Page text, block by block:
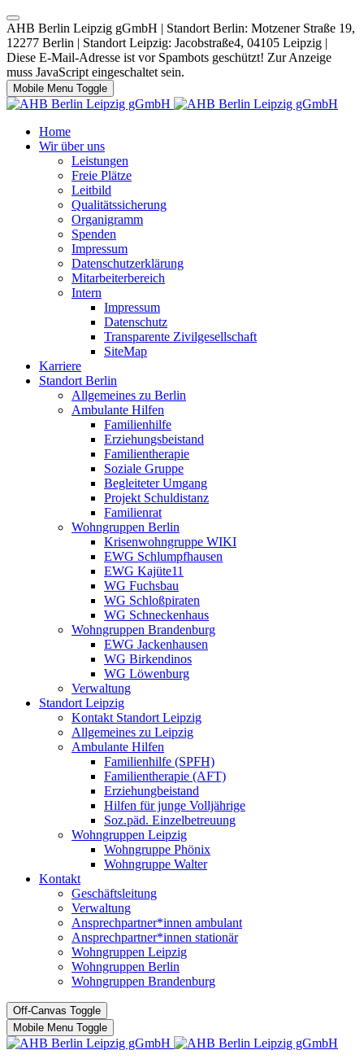
AHB Berlin Leipzig gGmbH | Standort Berlin: Motzener Straße 19,
12277 Berlin | Standort Leipzig: Jacobstraße4, 04105 Leipzig |
Diese E-Mail-Adresse ist vor Spambots geschützt! Zur Anzeige
muss JavaScript eingeschaltet sein.
Mobile Menu Toggle
Home
Wir über uns
Leistungen
Freie Plätze
Leitbild
Qualitätssicherung
Organigramm
Spenden
Impressum
Datenschutzerklärung
Mitarbeiterbereich
Intern
Impressum
Datenschutz
Transparente Zivilgesellschaft
SiteMap
Karriere
Standort Berlin
Allgemeines zu Berlin
Ambulante Hilfen
Familienhilfe
Erziehungsbeistand
Familientherapie
Soziale Gruppe
Begleiteter Umgang
Projekt Schuldistanz
Familienrat
Wohngruppen Berlin
Krisenwohngruppe WIKI
EWG Schlumpfhausen
EWG Kajüte11
WG Fuchsbau
WG Schloßpiraten
WG Schneckenhaus
Wohngruppen Brandenburg
EWG Jackenhausen
WG Birkendinos
WG Löwenburg
Verwaltung
Standort Leipzig
Kontakt Standort Leipzig
Allgemeines zu Leipzig
Ambulante Hilfen
Familienhilfe (SPFH)
Familientherapie (AFT)
Erziehungbeistand
Hilfen für junge Volljährige
Soz.päd. Einzelbetreuung
Wohngruppen Leipzig
Wohngruppe Phönix
Wohngruppe Walter
Kontakt
Geschäftsleitung
Verwaltung
Ansprechpartner*innen ambulant
Ansprechpartner*innen stationär
Wohngruppen Leipzig
Wohngruppen Berlin
Wohngruppen Brandenburg
Off-Canvas Toggle
Mobile Menu Toggle